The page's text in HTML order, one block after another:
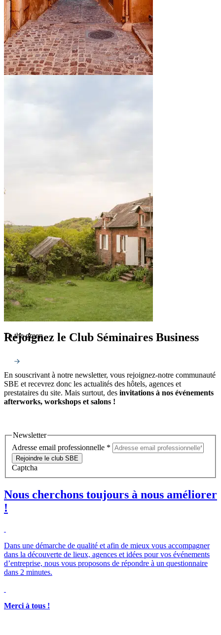
To the green
Rejoignez le Club Séminaires Business
En souscrivant à notre newsletter, vous rejoignez-notre communauté
SBE et recevrez donc les actualités des hôtels, agences et
prestataires du site. Mais surtout, des invitations à nos événements
afterworks, workshops et salons !
Newsletter
Adresse email professionnelle *
Rejoindre le club SBE
Captcha
Nous cherchons toujours à nous améliorer
!
Dans une démarche de qualité et afin de mieux vous accompagner
dans la découverte de lieux, agences et idées pour vos événements
d’entreprise, nous vous proposons de répondre à un questionnaire
dans 2 minutes.
Merci à tous !